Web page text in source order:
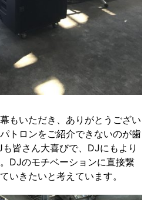
もいただき、ありがとうござい
トロンをご紹介できないのが歯
皆さん大喜びで、DJにもより
DJのモチベーションに直接繋
いきたいと考えています。